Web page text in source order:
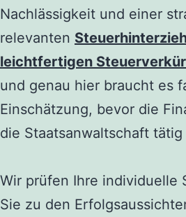
Nachlässigkeit und einer
relevanten
leichtfertigen
und genau hier braucht es
Einschätzung, bevor die
die Staatsanwaltschaft tätig
Wir prüfen Ihre individuelle
Sie zu den